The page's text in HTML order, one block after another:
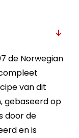
de Norwegian
van dit
gebaseerd op
door de
en is